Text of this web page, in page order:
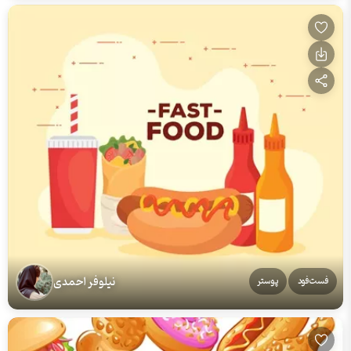
فست‌فود پوستر نیلوفر احمدی